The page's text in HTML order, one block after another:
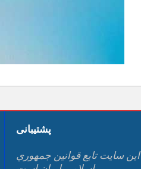
پشتیبانی
اين سايت تابع قوانين جمهوري